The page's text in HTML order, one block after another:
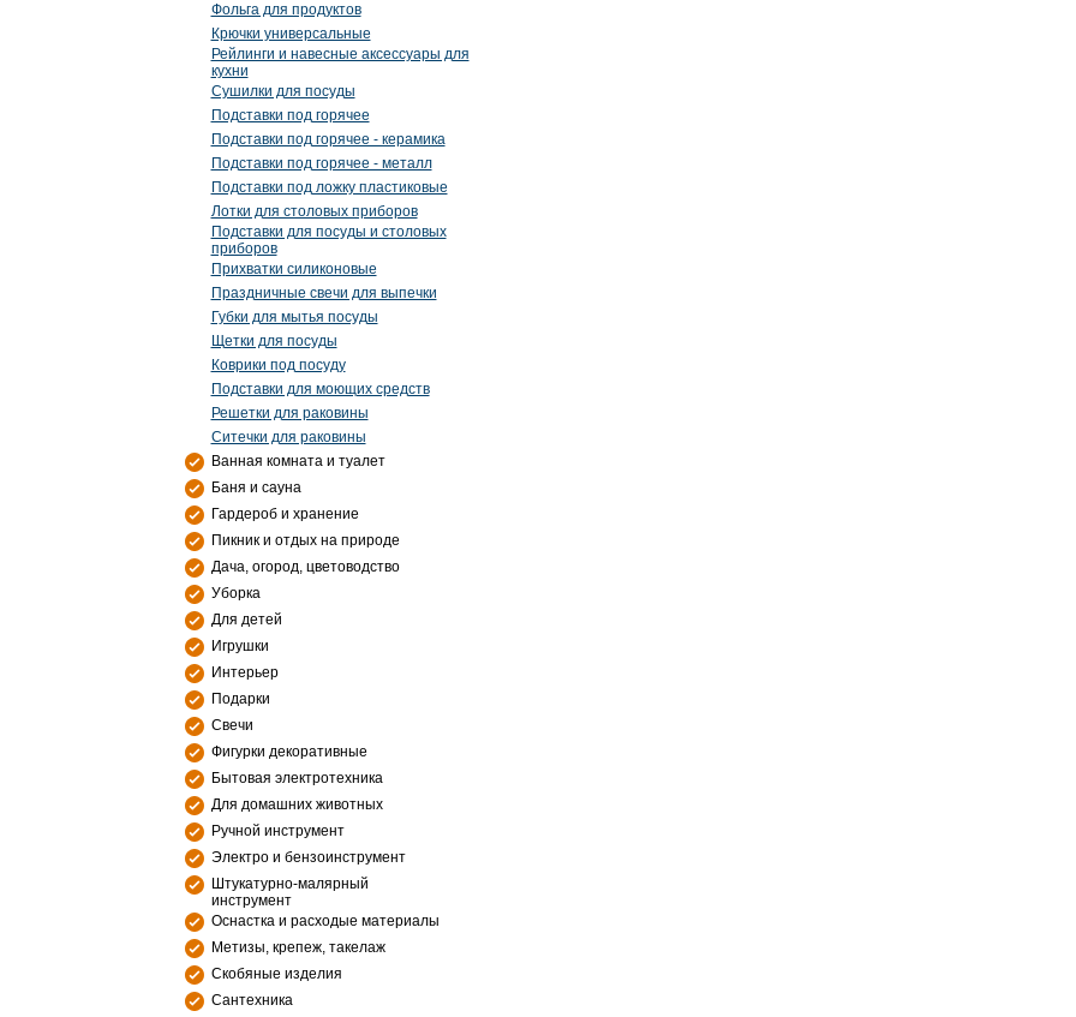
Фольга для продуктов
Крючки универсальные
Рейлинги и навесные аксессуары для
кухни
Сушилки для посуды
Подставки под горячее
Подставки под горячее - керамика
Подставки под горячее - металл
Подставки под ложку пластиковые
Лотки для столовых приборов
Подставки для посуды и столовых
приборов
Прихватки силиконовые
Праздничные свечи для выпечки
Губки для мытья посуды
Щетки для посуды
Коврики под посуду
Подставки для моющих средств
Решетки для раковины
Ситечки для раковины
Ванная комната и туалет
Баня и сауна
Гардероб и хранение
Пикник и отдых на природе
Дача, огород, цветоводство
Уборка
Для детей
Игрушки
Интерьер
Подарки
Свечи
Фигурки декоративные
Бытовая электротехника
Для домашних животных
Ручной инструмент
Электро и бензоинструмент
Штукатурно-малярный
инструмент
Оснастка и расходые материалы
Метизы, крепеж, такелаж
Скобяные изделия
Сантехника